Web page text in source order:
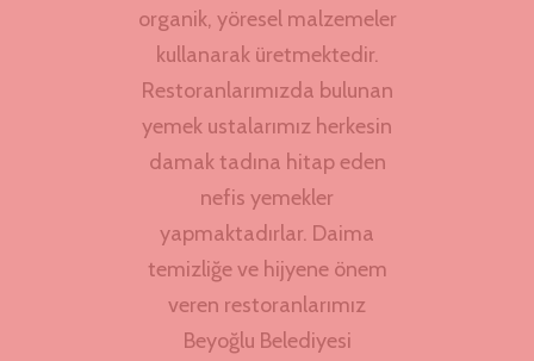
organik, yöresel malzemeler
kullanarak üretmektedir.
Restoranlarımızda bulunan
yemek ustalarımız herkesin
damak tadına hitap eden
nefis yemekler
yapmaktadırlar. Daima
temizliğe ve hijyene önem
veren restoranlarımız
Beyoğlu Belediyesi